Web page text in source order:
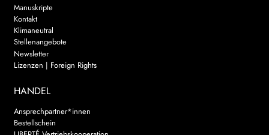
Manuskripte
Kontakt
Klimaneutral
Stellenangebote
Newsletter
Lizenzen | Foreign Rights
HANDEL
Ansprechpartner*innen
Bestellschein